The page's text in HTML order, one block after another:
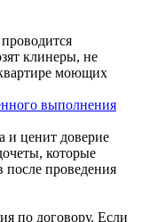
клинеры, не
моющих
выполнения
и ценит доверие
которые
после проведения
по договору. Если